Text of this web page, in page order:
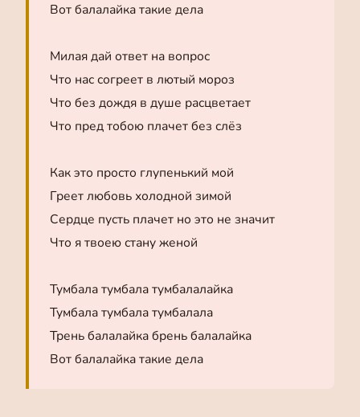
Вот балалайка такие дела
Милая дай ответ на вопрос
Что нас согреет в лютый мороз
Что без дождя в душе расцветает
Что пред тобою плачет без слёз
Как это просто глупенький мой
Греет любовь холодной зимой
Сердце пусть плачет но это не значит
Что я твоею стану женой
Тумбала тумбала тумбалалайка
Тумбала тумбала тумбалала
Трень балалайка брень балалайка
Вот балалайка такие дела